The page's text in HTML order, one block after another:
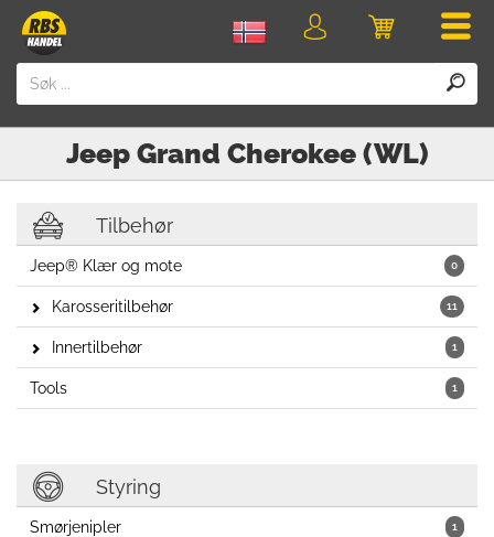
Handlevogn
Logg
Jeep Grand Cherokee (WL)
Tilbehør
0
Jeep® Klær og mote
11
Karosseritilbehør
1
Innertilbehør
1
Tools
Styring
1
Smørjenipler